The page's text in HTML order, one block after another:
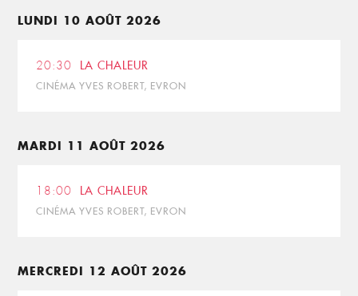
LUNDI 10 AOÛT 2026
20:30 LA CHALEUR
CINÉMA YVES ROBERT, EVRON
MARDI 11 AOÛT 2026
18:00 LA CHALEUR
CINÉMA YVES ROBERT, EVRON
MERCREDI 12 AOÛT 2026